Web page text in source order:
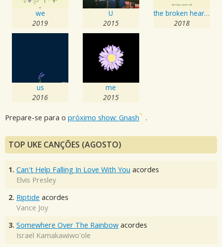
we
2019
U
2015
the broken hearts club
2018
us
2016
me
2015
Prepare-se para o próximo show: Gnash .
TOP UKE CANÇÕES (AGOSTO)
1. Can't Help Falling In Love With You acordes
Elvis Presley
2. Riptide acordes
Vance Joy
3. Somewhere Over The Rainbow acordes
Israel Kamakawiwo'ole